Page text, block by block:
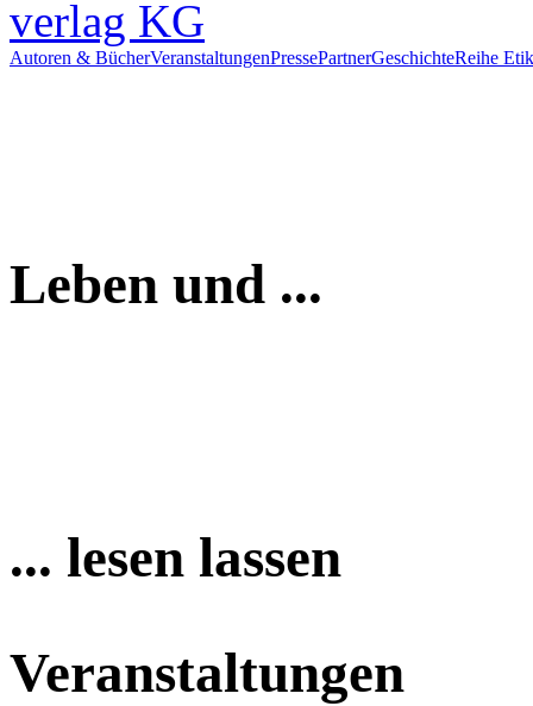
Autoren & BücherVeranstaltungenPressePartnerGeschichteReihe
Leben und ...
... lesen lassen
Veranstaltungen